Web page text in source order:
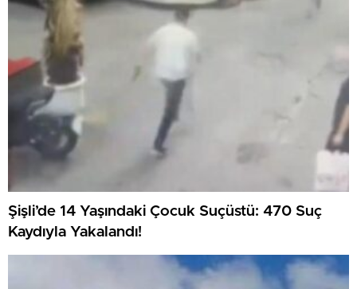
Şişli’de 14 Yaşındaki Çocuk Suçüstü: 470 Suç
Kaydıyla Yakalandı!